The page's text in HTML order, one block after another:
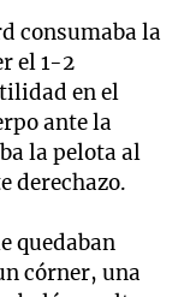
consumaba la
el 1-2
en el
ante la
la pelota al
derechazo.
quedaban
córner, una